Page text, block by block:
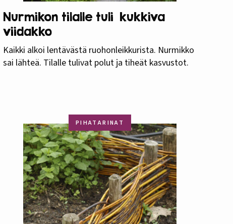
Nurmikon tilalle tuli kukkiva
viidakko
Kaikki alkoi lentävästä ruohonleikkurista. Nurmikko
sai lähteä. Tilalle tulivat polut ja tiheät kasvustot.
PIHATARINAT